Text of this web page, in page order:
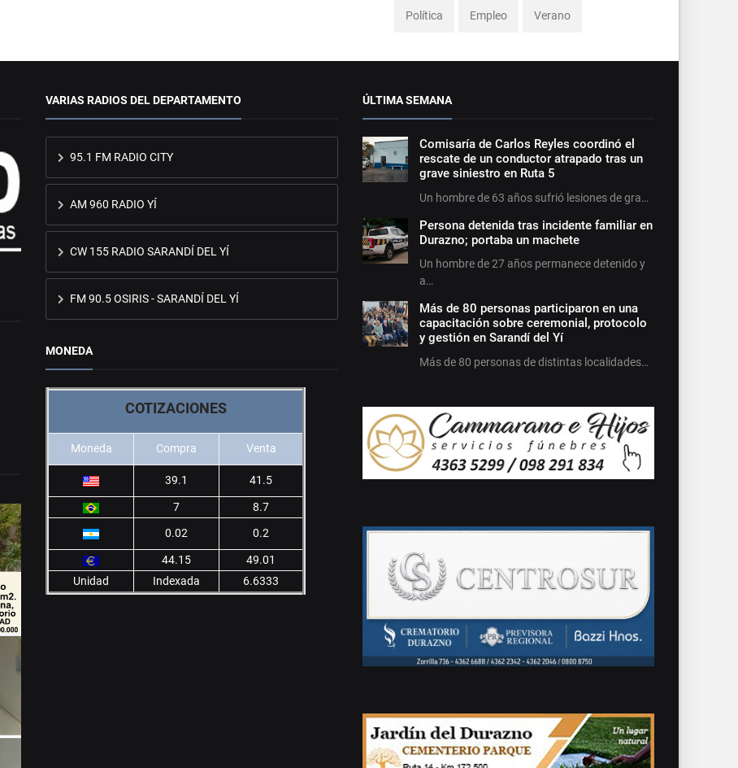
Política Empleo Verano
VARIAS RADIOS DEL DEPARTAMENTO
95.1 FM RADIO CITY
AM 960 RADIO YÍ
CW 155 RADIO SARANDÍ DEL YÍ
FM 90.5 OSIRIS - SARANDÍ DEL YÍ
MONEDA
COTIZACIONES
Moneda Compra Venta
39.1 41.5
7
8.7
0.02
0.2
44.15
49.01
Unidad
Indexada 6.6333
ÚLTIMA SEMANA
Comisaría de Carlos Reyles coordinó el
rescate de un conductor atrapado tras un
grave siniestro en Ruta 5
Un hombre de 63 años sufrió lesiones de gra…
Persona detenida tras incidente familiar en
Durazno; portaba un machete
Un hombre de 27 años permanece detenido y
a…
Más de 80 personas participaron en una
capacitación sobre ceremonial, protocolo
y gestión en Sarandí del Yí
Más de 80 personas de distintas localidades…